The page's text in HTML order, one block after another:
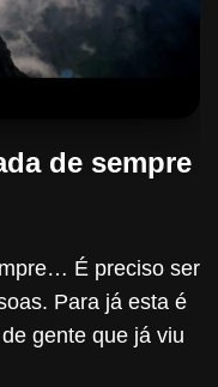
de sempre
É preciso ser
Para já esta é
gente que já viu